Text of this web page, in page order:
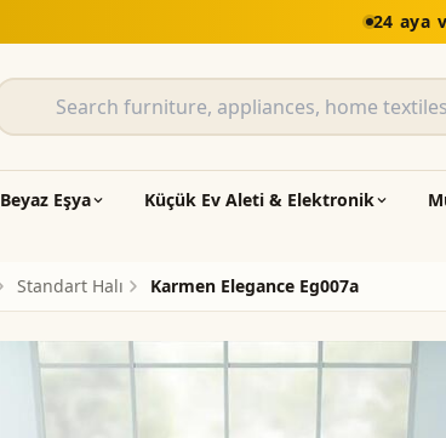
Beyaz Eşya Küçük Ev Aleti & Elektronik
Standart Halı Karmen Elegance Eg007a